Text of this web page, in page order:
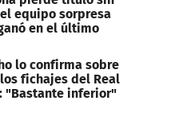
equipo sorpresa
en el último
lo confirma sobre
fichajes del Real
"Bastante inferior"